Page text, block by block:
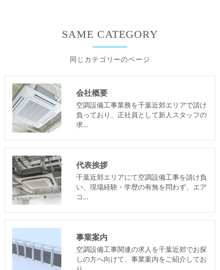
同じカテゴリーのページ
SAME CATEGORY
会社概要
空調設備工事業務を千葉近郊エリアで請け
負っており、正社員として新人スタッフの
求…
代表挨拶
千葉近郊エリアにて空調設備工事を請け負
い、現場経験・学歴の有無を問わず、エア
コ…
事業案内
空調設備工事関連の求人を千葉近郊でお探
しの方へ向けて、事業案内をご紹介してお